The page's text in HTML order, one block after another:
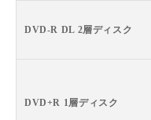
DVD-R DL 2層ディスク
DVD+R 1層ディスク